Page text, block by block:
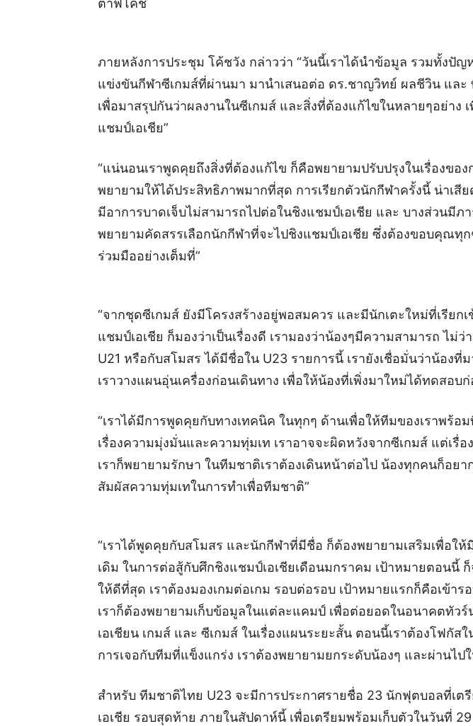
ตาฟโค้ช
ภายหลังการประชุม โค้ชวัง กล่าวว่า “วันนี้เราได้นำข้อมูล รวมทั้งปัญ
แข่งขันกีฬาซีเกมส์ที่ผ่านมา มานำเสนอต่อ ดร.ชาญวิทย์ ผลชีวิน และ
เพื่อมาสรุปกันว่าผลงานในซีเกมส์ และสิ่งที่ต้องแก้ไขในหลายๆอย่าง
แชมป์เอเชีย”
“แน่นอนเราพูดคุยถึงสิ่งที่ต้องแก้ไข ก็คือพยายามปรับปรุงในเรื่องของ
พยายามให้ได้ประสิทธิภาพมากที่สุด การเรียกตัวนักกีฬาครั้งนี้ น่าเสีย
มีอาการบาดเจ็บไม่สามารถไปต่อในชิงแชมป์เอเชีย และ บางส่วนมีภ
พยายามคัดสรรเลือกนักกีฬาที่จะไปชิงแชมป์เอเชีย ซึ่งต้องขอบคุณทุ
ร่วมมืออย่างเต็มที่”
“จากชุดซีเกมส์ ยังมีโครงสร้างอยู่พอสมควร และมีนักเตะใหม่ที่เรียก
แชมป์เอเชีย ก็มองว่าเป็นเรื่องดี เรามองว่าน้องๆมีความสามารถ ไม่ว่
U21 หรือกับสโมสร ได้มีชื่อใน U23 รายการนี้ เรายังเชื่อมั่นว่าน้องที่
เราวางแผนอุ่นเครื่องก่อนเดินทาง เพื่อให้น้องที่เพิ่งมาใหม่ได้ทดสอบก่
“เราได้มีการพูดคุยกับทางเทคนิค ในทุกๆ ด้านเพื่อให้ทีมของเราพร้อ
เรื่องความมุ่งมั่นและความทุ่มเท เราอาจจะผิดหวังจากซีเกมส์ แต่เรื่
เราก็พยายามรักษา ในทีมชาติเราต้องเดินหน้าต่อไป น้องทุกคนก็อยา
สัมผัสความทุ่มเทในการทำเพื่อทีมชาติ”
“เราได้พูดคุยกับสโมสร และนักกีฬาที่มีชื่อ ก็ต้องพยายามเสริมเพื่อให้
เดิม ในการต่อสู้กับศึกชิงแชมป์เอเชียเดือนมกราคม เป้าหมายตอนนี้
ให้ดีที่สุด เราต้องมองเกมต่อเกม รอบต่อรอบ เป้าหมายแรกก็คือเข้า
เราก็ต้องพยายามเก็บข้อมูลในแต่ละแคมป์ เพื่อต่อยอดในอนาคตทัวร์
เอเชียน เกมส์ และ ซีเกมส์ ในเรื่องแผนระยะสั้น ตอนนี้เราต้องโฟกัส
การเจอกับทีมที่แข็งแกร่ง เราต้องพยายามยกระดับน้องๆ และผ่านไปใ
สำหรับ ทีมชาติไทย U23 จะมีการประกาศรายชื่อ 23 นักฟุตบอลที่เ
เอเชีย รอบสุดท้าย ภายในสัปดาห์นี้ เพื่อเตรียมพร้อมเก็บตัวในวันที่